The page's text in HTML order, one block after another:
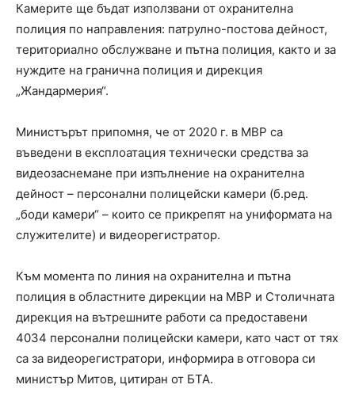
Камерите ще бъдат използвани от охранителна
полиция по направления: патрулно-постова дейност,
териториално обслужване и пътна полиция, както и за
нуждите на гранична полиция и дирекция
„Жандармерия“.
Министърът припомня, че от 2020 г. в МВР са
въведени в експлоатация технически средства за
видеозаснемане при изпълнение на охранителна
дейност – персонални полицейски камери (б.ред.
„боди камери“ – които се прикрепят на униформата на
служителите) и видеорегистратор.
Към момента по линия на охранителна и пътна
полиция в областните дирекции на МВР и Столичната
дирекция на вътрешните работи са предоставени
4034 персонални полицейски камери, като част от тях
са за видеорегистратори, информира в отговора си
министър Митов, цитиран от БТА.